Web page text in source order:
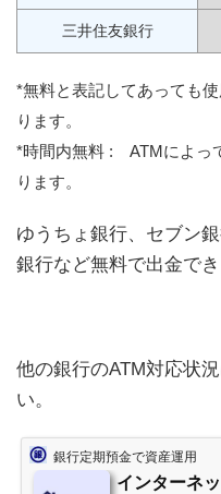
三井住友銀行
*無料と表記してあっても
ります。
*時間内無料 : ATMによっ
ります。
ゆうちょ銀行、セブン
銀行など無料で出金で
他の銀行のATM対応状
い。
銀行定期預金で資産運用
インターネ